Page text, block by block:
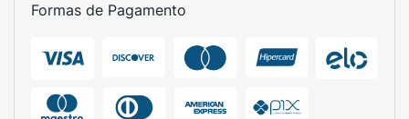
Formas de Pagamento